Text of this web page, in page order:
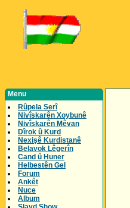
Menu
Rûpela Serî
Nivîskarên Xoybunê
Nivîskarên Mêvan
Dîrok û Kurd
Nexişê Kurdistanê
Belavok Lêgerîn
Cand û Huner
Helbestên Gel
Forum
Ankêt
Nuce
Album